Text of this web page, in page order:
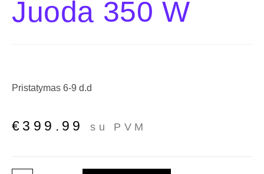
Juoda 350 W
Pristatymas 6-9 d.d
€ 399.99 su PVM